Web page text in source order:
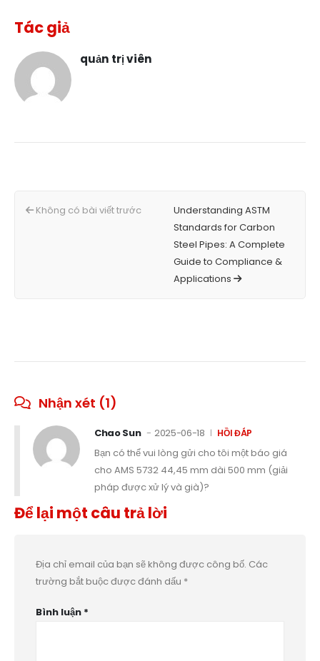
Tác giả
quản trị viên
Không có bài viết trước
Understanding ASTM
Standards for Carbon
Steel Pipes: A Complete
Guide to Compliance &
Applications
Nhận xét (1)
Chao Sun 2025-06-18 HỒI ĐÁP
Bạn có thể vui lòng gửi cho tôi một báo giá
cho AMS 5732 44,45 mm dài 500 mm (giải
pháp được xử lý và già)?
Để lại một câu trả lời
Địa chỉ email của bạn sẽ không được công bố. Các
trường bắt buộc được đánh dấu *
Bình luận *